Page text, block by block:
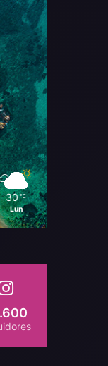
30 ℃
Lun